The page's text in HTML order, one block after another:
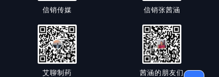
信销传媒 信销张茜涵
艾聊制药 茜涵的朋友们